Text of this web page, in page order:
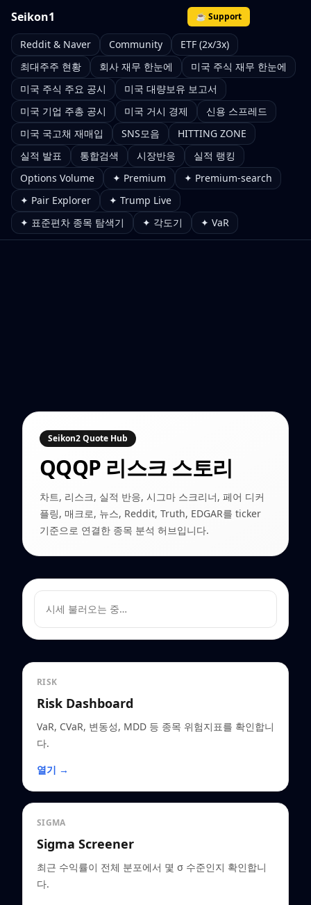
Seikon1 ☕ Support
Reddit & Naver Community
ETF (2x/3x)
최대주주 현황
회사 재무 한눈에
미국 주식 재무 한눈에
미국 주식 주요 공시
미국 대량보유 보고서
미국 기업 주총 공시
미국 거시 경제
신용 스프레드
미국 국고채 재매입
SNS모음
HITTING ZONE
실적 발표
통합검색 시장반응
실적 랭킹
Options Volume
✦ Premium
✦ Premium-search
✦ Pair Explorer
✦ Trump Live
✦ 표준편차 종목 탐색기
✦ 각도기 ✦ VaR
Seikon2 Quote Hub
QQQP 리스크 스토리
차트, 리스크, 실적 반응, 시그마 스크리너, 페어 디커
플링, 매크로, 뉴스, Reddit, Truth, EDGAR를 ticker
기준으로 연결한 종목 분석 허브입니다.
시세 불러오는 중…
RISK
Risk Dashboard
VaR, CVaR, 변동성, MDD 등 종목 위험지표를 확인합니
다.
열기 →
SIGMA
Sigma Screener
최근 수익률이 전체 분포에서 몇 σ 수준인지 확인합니
다.